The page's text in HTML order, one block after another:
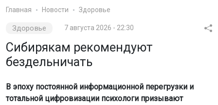
Главная Новости Здоровье
Здоровье 7 августа 2026 - 22:30
Сибирякам рекомендуют
бездельничать
В эпоху постоянной информационной перегрузки и
тотальной цифровизации психологи призывают